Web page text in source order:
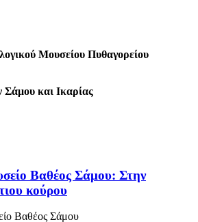
Μουσείου Πυθαγορείου
και Ικαρίας
Βαθέος Σάμου: Στην
κούρου